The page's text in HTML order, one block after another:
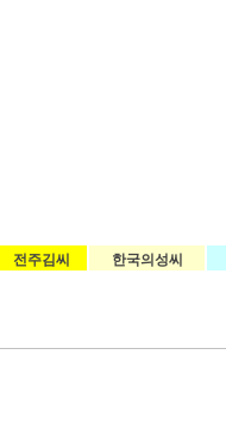
전주김씨 한국의성씨